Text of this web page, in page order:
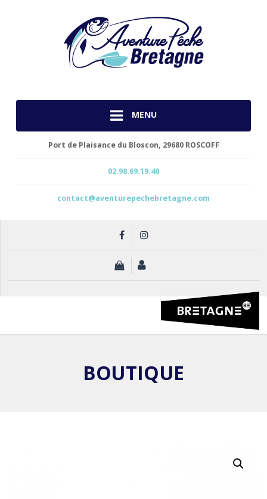
MENU
Port de Plaisance du Bloscon, 29680 ROSCOFF
02.98.69.19.40
contact@aventurepechebretagne.com
BOUTIQUE